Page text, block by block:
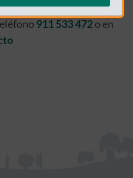
puedes ponerte en
911 533 472o en